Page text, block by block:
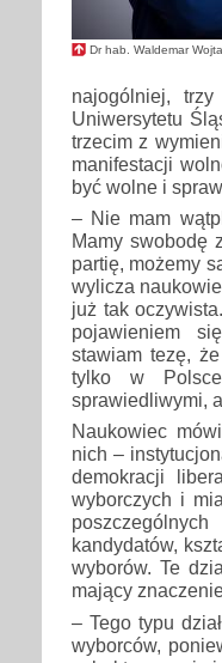
Dr hab. Waldemar
najogólniej,
Uniwersytetu
trzecim z
manifestacji
być wolne i
– Nie mam
Mamy swobodę
partię, możemy
wylicza
już tak
pojawieniem
stawiam tezę,
tylko w
sprawiedliwymi,
Naukowiec
nich –
demokracji
wyborczych i
kandydatów,
wyborów. Te
mający
– Tego typu
wyborców,